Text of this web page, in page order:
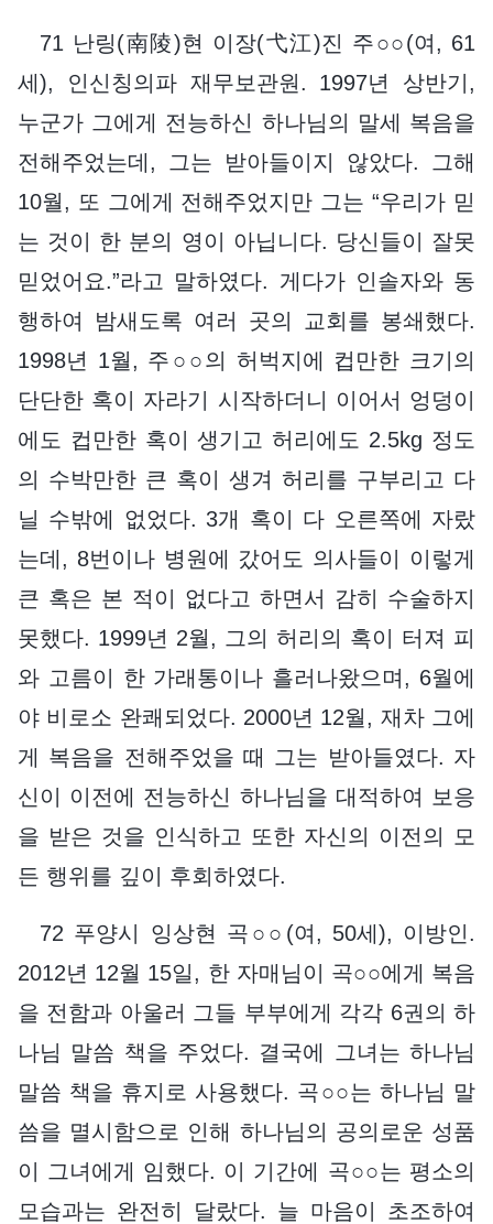
71 난링(南陵)현 이장(弋江)진 주○○(여, 61
세), 인신칭의파 재무보관원. 1997년 상반기,
누군가 그에게 전능하신 하나님의 말세 복음을
전해주었는데, 그는 받아들이지 않았다. 그해
10월, 또 그에게 전해주었지만 그는 “우리가 믿
는 것이 한 분의 영이 아닙니다. 당신들이 잘못
믿었어요.”라고 말하였다. 게다가 인솔자와 동
행하여 밤새도록 여러 곳의 교회를 봉쇄했다.
1998년 1월, 주○○의 허벅지에 컵만한 크기의
단단한 혹이 자라기 시작하더니 이어서 엉덩이
에도 컵만한 혹이 생기고 허리에도 2.5kg 정도
의 수박만한 큰 혹이 생겨 허리를 구부리고 다
닐 수밖에 없었다. 3개 혹이 다 오른쪽에 자랐
는데, 8번이나 병원에 갔어도 의사들이 이렇게
큰 혹은 본 적이 없다고 하면서 감히 수술하지
못했다. 1999년 2월, 그의 허리의 혹이 터져 피
와 고름이 한 가래통이나 흘러나왔으며, 6월에
야 비로소 완쾌되었다. 2000년 12월, 재차 그에
게 복음을 전해주었을 때 그는 받아들였다. 자
신이 이전에 전능하신 하나님을 대적하여 보응
을 받은 것을 인식하고 또한 자신의 이전의 모
든 행위를 깊이 후회하였다.
72 푸양시 잉상현 곡○○(여, 50세), 이방인.
2012년 12월 15일, 한 자매님이 곡○○에게 복음
을 전함과 아울러 그들 부부에게 각각 6권의 하
나님 말씀 책을 주었다. 결국에 그녀는 하나님
말씀 책을 휴지로 사용했다. 곡○○는 하나님 말
씀을 멸시함으로 인해 하나님의 공의로운 성품
이 그녀에게 임했다. 이 기간에 곡○○는 평소의
모습과는 완전히 달랐다. 늘 마음이 초조하여